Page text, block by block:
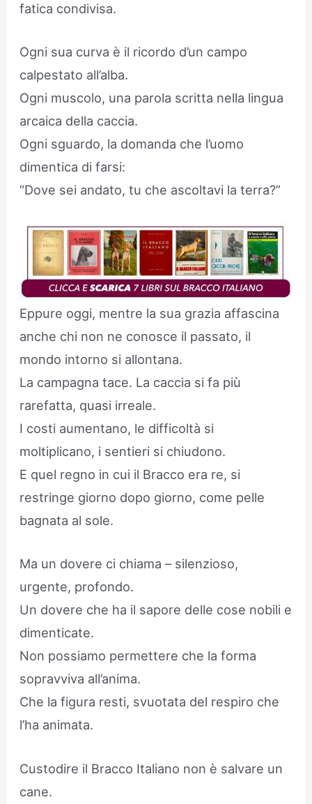
fatica condivisa.
Ogni sua curva è il ricordo d’un campo
calpestato all’alba.
Ogni muscolo, una parola scritta nella lingua
arcaica della caccia.
Ogni sguardo, la domanda che l’uomo
dimentica di farsi:
“Dove sei andato, tu che ascoltavi la terra?”
Eppure oggi, mentre la sua grazia affascina
anche chi non ne conosce il passato, il
mondo intorno si allontana.
La campagna tace. La caccia si fa più
rarefatta, quasi irreale.
I costi aumentano, le difficoltà si
moltiplicano, i sentieri si chiudono.
E quel regno in cui il Bracco era re, si
restringe giorno dopo giorno, come pelle
bagnata al sole.
Ma un dovere ci chiama – silenzioso,
urgente, profondo.
Un dovere che ha il sapore delle cose nobili e
dimenticate.
Non possiamo permettere che la forma
sopravviva all’anima.
Che la figura resti, svuotata del respiro che
l’ha animata.
Custodire il Bracco Italiano non è salvare un
cane.